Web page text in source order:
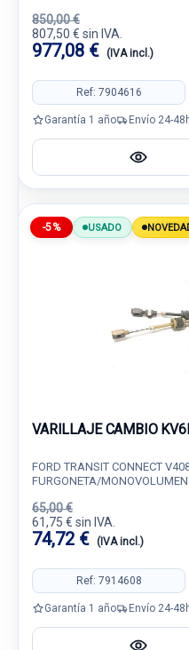
850,00 €
807,50 € sin IVA.
977,08 € (IVA incl.)
Ref: 7904616
Garantía 1 año Envío 24-
-5% USADO
VARILLAJE CAMBIO
FORD TRANSIT CONNECT
FURGONETA/
65,00 €
61,75 € sin IVA.
74,72 € (IVA incl.)
Ref: 7914608
Garantía 1 año Envío 24-